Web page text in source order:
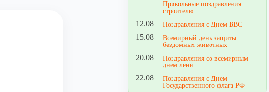
Прикольные поздравления
строителю
12.08 Поздравления с Днем ВВС
15.08
Всемирный день защиты
бездомных животных
20.08
Поздравления со всемирным
днем лени
22.08
Поздравления с Днем
Государственного флага РФ